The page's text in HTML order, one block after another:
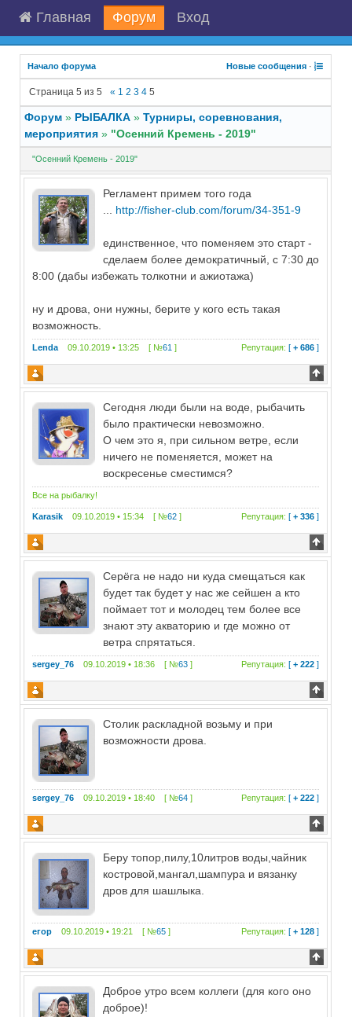
Главная Форум Вход
Начало форума Новые сообщения ·
Страница5 из5 « 1 2 3 4 5
Форум » РЫБАЛКА » Турниры, соревнования,
мероприятия » "Осенний Кремень - 2019"
"Осенний Кремень - 2019"
Регламент примем того года
http://fisher-club.com/forum/34-351-9
единственное, что поменяем это старт -
сделаем более демократичный, с 7:30 до
8:00 (дабы избежать толкотни и ажиотажа)
ну и дрова, они нужны, берите у кого есть такая
возможность.
Lenda 09.10.2019 • 13:25 [ №61 ] Репутация: [+ 686 ]
Сегодня люди были на воде, рыбачить
было практически невозможно.
О чем это я, при сильном ветре, если
ничего не поменяется, может на
воскресенье сместимся?
Все на рыбалку!
Karasik 09.10.2019 • 15:34 [ №62 ] Репутация: [+ 336 ]
Серёга не надо ни куда смещаться как
будет так будет у нас же сейшен а кто
поймает тот и молодец тем более все
знают эту акваторию и где можно от
ветра спрятаться.
sergey_76 09.10.2019 • 18:36 [ №63 ] Репутация: [+ 222 ]
Столик раскладной возьму и при
возможности дрова.
sergey_76 09.10.2019 • 18:40 [ №64 ] Репутация: [+ 222 ]
Беру топор,пилу,10литров воды,чайник
костровой,мангал,шампура и вязанку
дров для шашлыка.
егор 09.10.2019 • 19:21 [ №65 ] Репутация: [+ 128 ]
Доброе утро всем коллеги (для кого оно
доброе)!